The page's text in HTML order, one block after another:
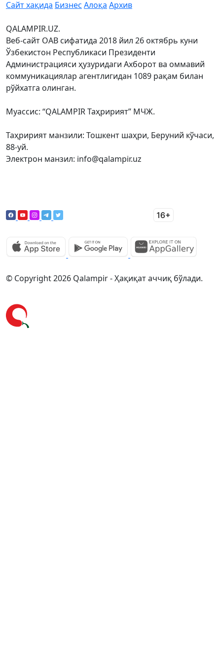
Сайт хақида Бизнес Алоқа Архив
QALAMPIR.UZ.
Веб-сайт ОАВ сифатида 2018 йил 26 октябрь куни
Ўзбекистон Республикаси Президенти
Администрацияси ҳузуридаги Ахборот ва оммавий
коммуникациялар агентлигидан 1089 рақам билан
рўйхатга олинган.
Муассис: “QALAMPIR Таҳририят” МЧЖ.
Таҳририят манзили: Тошкент шаҳри, Беруний кўчаси,
88-уй.
Электрон манзил: info@qalampir.uz
© Copyright 2026 Qalampir - Ҳақиқат аччиқ бўлади.